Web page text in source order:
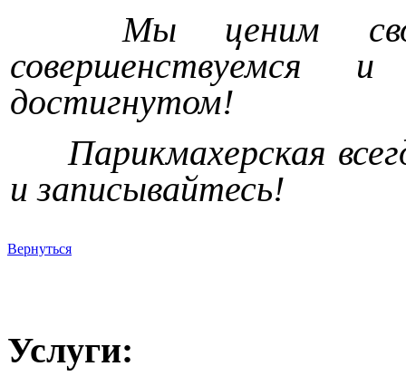
Мы ценим
совершенствуемся
достигнутом!
Парикмахерская
и записывайтесь!
Вернуться
Услуги: